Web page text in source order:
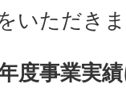
いただきま
度事業実